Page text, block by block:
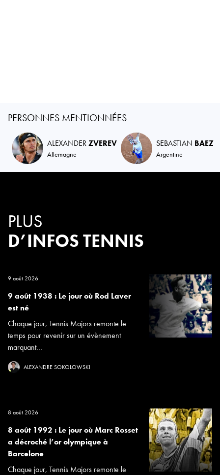
PERSONNES MENTIONNÉES
ALEXANDERZVEREV
Allemagne
SEBASTIAN BAEZ
Argentine
PLUS
D’INFOS TENNIS
9 août 2026
9 août 1938 : Le jour où Rod Laver
est né
Chaque jour, Tennis Majors remonte le
temps pour revenir sur un évènement
marquant...
ALEXANDRE SOKOLOWSKI
8 août 2026
8 août 1992 : Le jour où Marc Rosset
a décroché l’or olympique à
Barcelone
Chaque jour, Tennis Majors remonte le